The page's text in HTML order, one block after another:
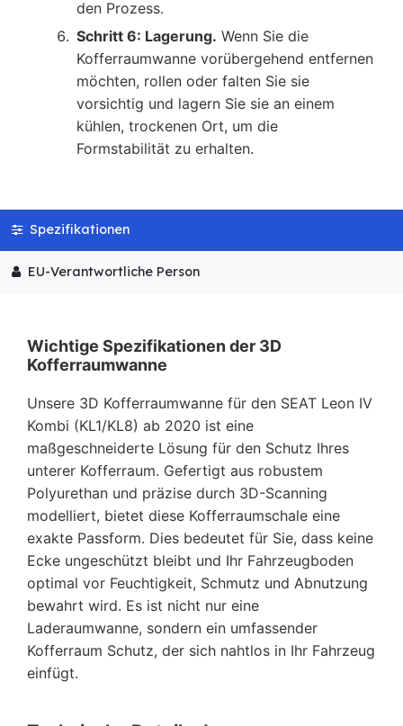
den Prozess.
Schritt 6: Lagerung. Wenn Sie die
Kofferraumwanne vorübergehend entfernen
möchten, rollen oder falten Sie sie
vorsichtig und lagern Sie sie an einem
kühlen, trockenen Ort, um die
Formstabilität zu erhalten.
Spezifikationen
EU-Verantwortliche Person
Wichtige Spezifikationen der 3D
Kofferraumwanne
Unsere 3D Kofferraumwanne für den SEAT Leon IV
Kombi (KL1/KL8) ab 2020 ist eine
maßgeschneiderte Lösung für den Schutz Ihres
unterer Kofferraum. Gefertigt aus robustem
Polyurethan und präzise durch 3D-Scanning
modelliert, bietet diese Kofferraumschale eine
exakte Passform. Dies bedeutet für Sie, dass keine
Ecke ungeschützt bleibt und Ihr Fahrzeugboden
optimal vor Feuchtigkeit, Schmutz und Abnutzung
bewahrt wird. Es ist nicht nur eine
Laderaumwanne, sondern ein umfassender
Kofferraum Schutz, der sich nahtlos in Ihr Fahrzeug
einfügt.